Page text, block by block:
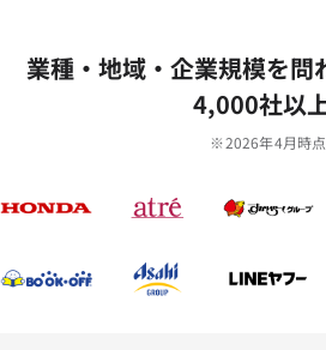
業種‧地域‧企業規模を問
4,000社以
※2026年4月時点